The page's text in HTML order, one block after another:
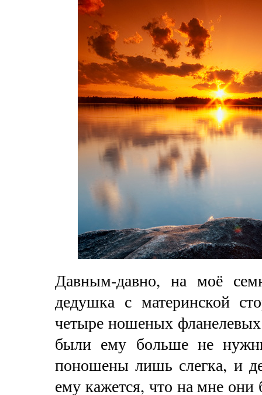
Давным-давно, на моё
дедушка с материнской
четыре ношеных
были ему больше не
поношены лишь слегка, и
ему кажется, что на мне они